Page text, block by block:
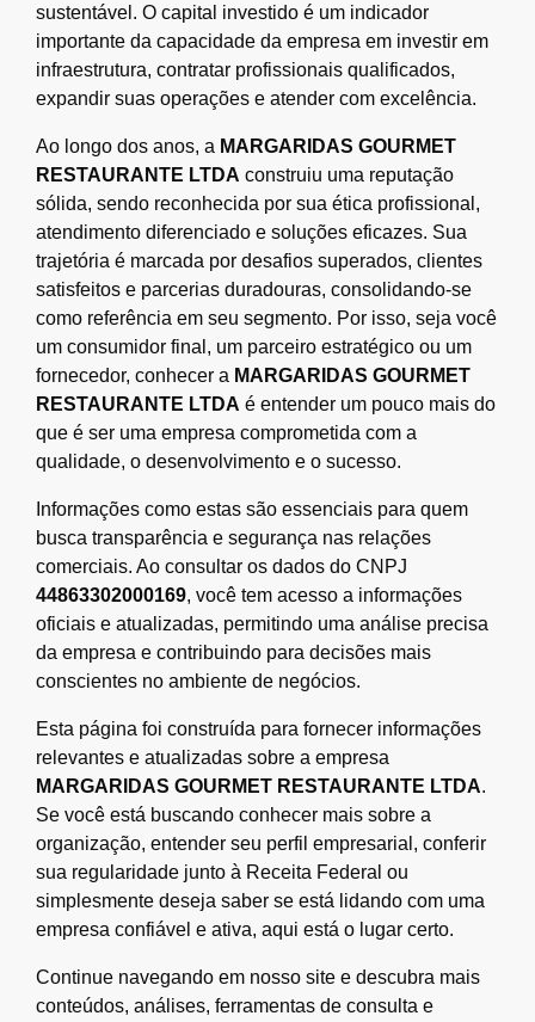
sustentável. O capital investido é um indicador
importante da capacidade da empresa em investir em
infraestrutura, contratar profissionais qualificados,
expandir suas operações e atender com excelência.
Ao longo dos anos, a MARGARIDAS GOURMET
RESTAURANTE LTDA construiu uma reputação
sólida, sendo reconhecida por sua ética profissional,
atendimento diferenciado e soluções eficazes. Sua
trajetória é marcada por desafios superados, clientes
satisfeitos e parcerias duradouras, consolidando-se
como referência em seu segmento. Por isso, seja você
um consumidor final, um parceiro estratégico ou um
fornecedor, conhecer a MARGARIDAS GOURMET
RESTAURANTE LTDA é entender um pouco mais do
que é ser uma empresa comprometida com a
qualidade, o desenvolvimento e o sucesso.
Informações como estas são essenciais para quem
busca transparência e segurança nas relações
comerciais. Ao consultar os dados do CNPJ
44863302000169, você tem acesso a informações
oficiais e atualizadas, permitindo uma análise precisa
da empresa e contribuindo para decisões mais
conscientes no ambiente de negócios.
Esta página foi construída para fornecer informações
relevantes e atualizadas sobre a empresa
MARGARIDAS GOURMET RESTAURANTE LTDA.
Se você está buscando conhecer mais sobre a
organização, entender seu perfil empresarial, conferir
sua regularidade junto à Receita Federal ou
simplesmente deseja saber se está lidando com uma
empresa confiável e ativa, aqui está o lugar certo.
Continue navegando em nosso site e descubra mais
conteúdos, análises, ferramentas de consulta e